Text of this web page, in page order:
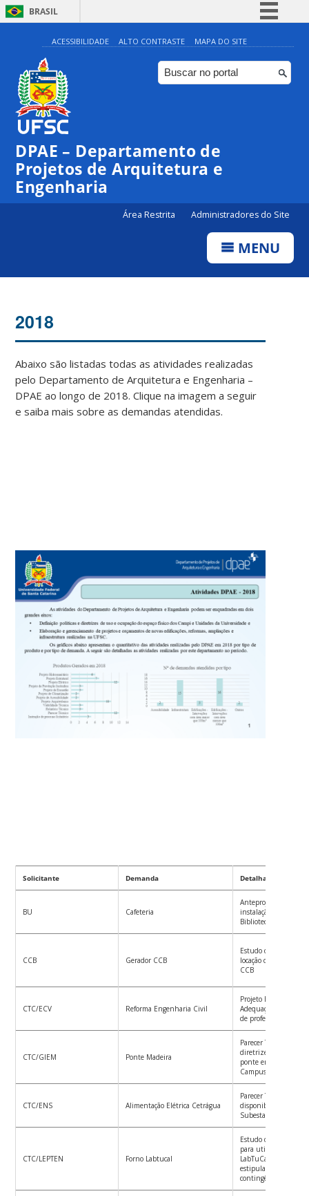
BRASIL
Simplifique!
Comunica BR
Participe
Canais
ACESSIBILIDADE ALTO CONTRASTE MAPA DO SITE
DPAE – Departamento de
Projetos de Arquitetura e
Engenharia
Área Restrita Administradores do Site
MENU
2018
Abaixo são listadas todas as atividades realizadas
pelo Departamento de Arquitetura e Engenharia –
DPAE ao longo de 2018. Clique na imagem a seguir
e saiba mais sobre as demandas atendidas.
Solicitante Demanda Detalhamento
BU Cafeteria
Anteprojeto
instalação de um
Biblioteca
CCB Gerador CCB
Estudo de
locação de novo
CCB
CTC/ECV Reforma Engenharia Civil
Projeto Básico de
Adequação de
de professores
CTC/GIEM Ponte Madeira
Parecer Técnico sobre
diretrizes de
ponte em madeira
Campus Trindade
CTC/ENS Alimentação Elétrica Cetrágua
Parecer Técnico sobre
disponibilidade de
Subestação SE44 –
CTC/LEPTEN Forno Labtucal
Estudo de
para utilização do
LabTuCal fora do
estipulado pelo
contingência